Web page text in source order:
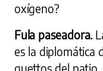
oxígeno?
Fula paseadora.
es la diplomática
guettos del patio,